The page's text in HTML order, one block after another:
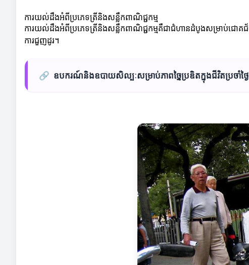
ការយល់ដឹងអំពីប្រភេទត្រីនិងសន្លឹកពាណិជ្ជកម្ម
ការយល់ដឹងអំពីប្រភេទត្រីនិងសន្លឹកពាណិជ្ជកម្មគឺជាជំហានដំបូងសម្រាប់ជោគជ័យ
ការជួញដូរ។
🔗 ឧបករណ៍និងឧបាយសិល្បៈសម្រាប់ភាពច្នៃប្រឌិតក្នុងជីវិតប្រចាំថ្ងៃ